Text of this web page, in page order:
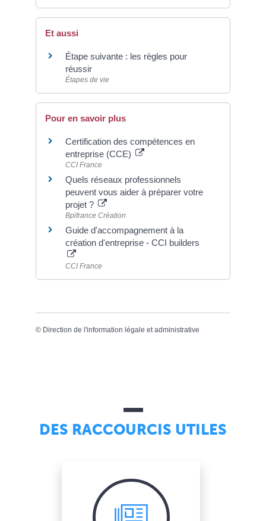
Et aussi
Étape suivante : les règles pour
réussir
Étapes de vie
Pour en savoir plus
Certification des compétences en
entreprise (CCE)
CCI France
Quels réseaux professionnels
peuvent vous aider à préparer votre
projet ?
Bpifrance Création
Guide d'accompagnement à la
création d'entreprise - CCI builders
CCI France
© Direction de l'information légale et administrative
DES RACCOURCIS UTILES